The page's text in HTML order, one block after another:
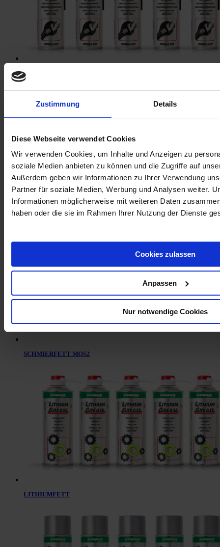
Zustimmung Details
Diese Webseite verwendet Cookies
Wir verwenden Cookies, um Inhalte und Anzeigen zu
soziale Medien anbieten zu können und die Zugriffe auf
Außerdem geben wir Informationen zu Ihrer Verwendung
Partner für soziale Medien, Werbung und Analysen weiter.
Informationen möglicherweise mit weiteren Daten
haben oder die sie im Rahmen Ihrer Nutzung der Dienste
Cookies zulassen
Anpassen
Nur notwendige Cookies
TROCKENSCHMIERMITTEL
Trockenes PTFE-Schmiermittel
SCHMIERFETT MOS2
LITHIUMFETT